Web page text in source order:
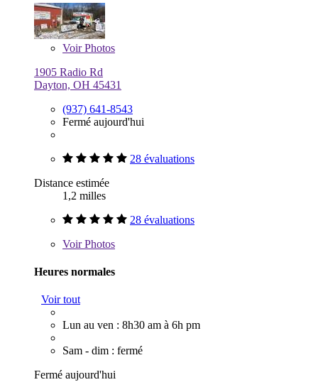
VoirPhotos
1905 Radio Rd
Dayton, OH 45431
(937) 641-8543
Fermé aujourd'hui
28 évaluations
Distance estimée
1,2 milles
28 évaluations
VoirPhotos
Heures normales
Voir tout
Lun au ven : 8h30 am à 6h pm
Sam - dim : fermé
Fermé aujourd'hui